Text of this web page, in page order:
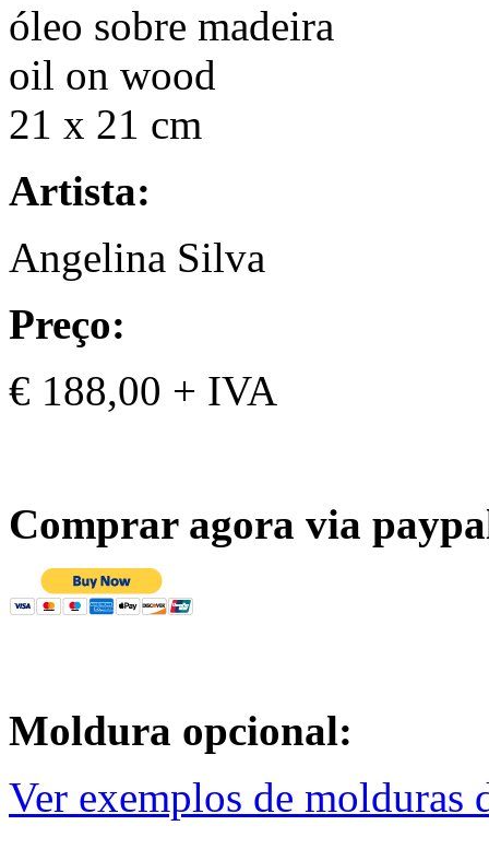
óleo sobre madeira
oil on wood
21 x 21 cm
Artista:
Angelina Silva
Preço:
€ 188,00 + IVA
Comprar agora via
Moldura opcional:
Ver exemplos de molduras